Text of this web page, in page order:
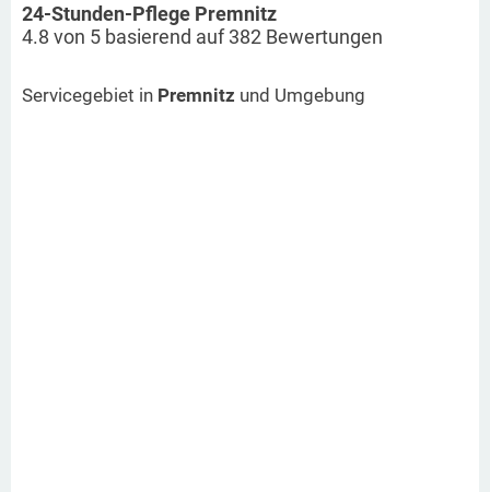
24-Stunden-Pflege Premnitz
4.8 von 5 basierend auf382 Bewertungen
Servicegebiet in Premnitz und Umgebung